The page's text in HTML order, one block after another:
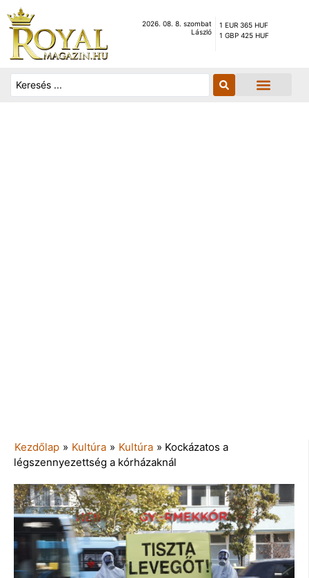
2026. 08. 8. szombat
László
1 EUR 365 HUF
1 GBP 425 HUF
Kezdőlap » Kultúra » Kultúra » Kockázatos a
légszennyezettség a kórházaknál